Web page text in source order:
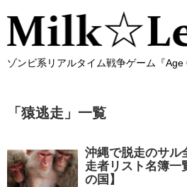
ゾンビ系リアルタイム戦争ゲーム『Age
「 猿逃走 」 一覧
沖縄で脱走のサル
走者リスト名簿一
の国】